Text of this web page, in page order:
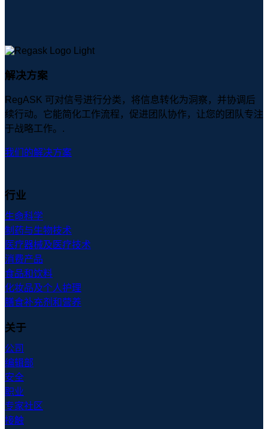
解决方案
RegASK 可对信号进行分类，将信息转化为洞察，并协调后
续行动。它能简化工作流程，促进团队协作，让您的团队专注
于战略工作。.
我们的解决方案
行业
生命科学
制药与生物技术
医疗器械及医疗技术
消费产品
食品和饮料
化妆品及个人护理
膳食补充剂和营养
关于
公司
编辑部
安全
职业
专家社区
接触